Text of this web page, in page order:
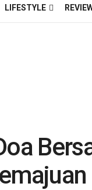
LIFESTYLE